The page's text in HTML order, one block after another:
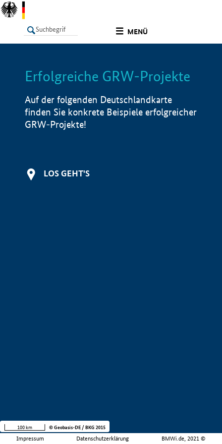
MENÜ
LISTE Info
Erfolgreiche GRW-Projekte
Auf der folgenden Deutschlandkarte
finden Sie konkrete Beispiele erfolgreicher
GRW-Projekte!
LOS GEHT'S
Impressum Datenschutzerklärung BMWi.de, 2021 ©
100 km © Geobasis-DE / BKG 2015